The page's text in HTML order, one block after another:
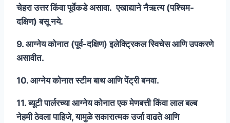
चेहरा उत्तर किंवा पूर्वेकडे असावा. एखाद्याने नैऋत्य (पश्चिम-
दक्षिण) बसू नये.
9. आग्नेय कोनात (पूर्व-दक्षिण) इलेक्ट्रिकल स्विचेस आणि उपकरणे
असावीत.
10. आग्नेय कोनात स्टीम बाथ आणि पेंट्री बनवा.
11. ब्यूटी पार्लरच्या आग्नेय कोनात एक मेणबत्ती किंवा लाल बल्ब
नेहमी ठेवला पाहिजे, यामुळे सकारात्मक उर्जा वाढते आणि